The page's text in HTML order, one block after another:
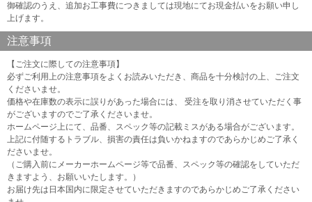
御確認のうえ、追加お工事費につきましては現地にてお現金払いをお願い申し
上げます。
注意事項
【ご注文に際しての注意事項】
必ずご利用上の注意事項をよくお読みいただき、商品を十分検討の上、ご注文
くださいませ。
価格や在庫数の表示に誤りがあった場合には、 受注を取り消させていただく事
がございますのでご了承くださいませ。
ホームページ上にて、品番、スペック等の記載ミスがある場合がございます。
上記に付随するトラブル、損害の責任は負いかねますのであらかじめご了承く
ださいませ。
（ご購入前にメーカーホームページ等で品番、スペック等の確認をしていただ
きますよう、お願いいたします。）
お届け先は日本国内に限定させていただきますのであらかじめご了承ください